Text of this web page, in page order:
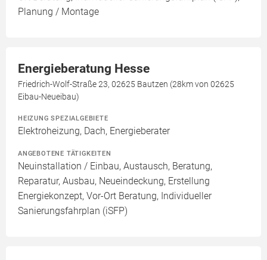
Planung / Montage
Energieberatung Hesse
Friedrich-Wolf-Straße 23, 02625 Bautzen (28km von 02625
Eibau-Neueibau)
HEIZUNG SPEZIALGEBIETE
Elektroheizung, Dach, Energieberater
ANGEBOTENE TÄTIGKEITEN
Neuinstallation / Einbau, Austausch, Beratung,
Reparatur, Ausbau, Neueindeckung, Erstellung
Energiekonzept, Vor-Ort Beratung, Individueller
Sanierungsfahrplan (iSFP)